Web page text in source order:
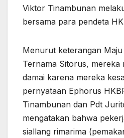
Viktor Tinambunan
bersama para pendeta
Menurut keterangan
Ternama Sitorus, mereka
damai karena mereka
pernyataan Ephorus
Tinambunan dan Pdt
mengatakan bahwa
siallang rimarima